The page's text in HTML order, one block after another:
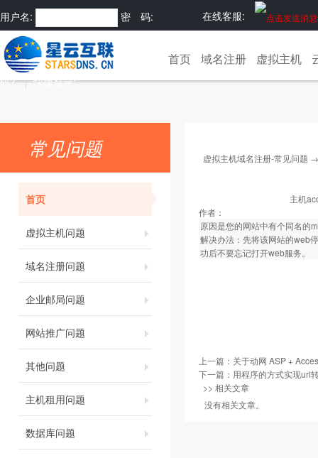
在线客服:
用户名: 密 码:
码? 快捷登录:
首页 域名注册 虚拟主机
常见问题
首页
虚拟主机问题
域名注册问题
企业邮局问题
网站推广问题
其他问题
主机租用问题
数据库问题
虚拟主机域名注册-常见问题
主机
作者：
原因是您的网站中有个同名的
解决办法：先将该网站的web
功后不要忘记打开web服务。
上一篇： 关于动网 ASP +
下一篇： 用程序的方式实现url
>> 相关文章
没有相关文章。